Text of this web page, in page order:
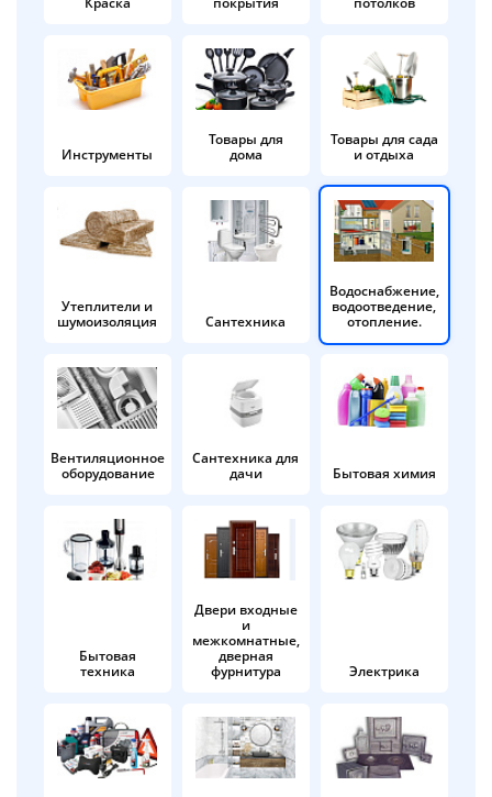
Инструменты
Товары для
дома
Товары для сада
и отдыха
Утеплители и
шумоизоляция
Сантехника
Водоснабжение,
водоотведение,
отопление.
Вентиляционное
оборудование
Сантехника для
дачи
Бытовая химия
Бытовая
техника
Двери входные
и
межкомнатные,
дверная
фурнитура
Электрика
в корзину
Оплачивайте сегодня только
25% картой любого банка
Получайте товар
выбранный способом
Оставшиеся
% будут
по25%каждые 2 недели
Подробнее
об оплате Плайтом
раз в 2
недели
Остались вопросы?
8 800 302-02-51
plait.ru